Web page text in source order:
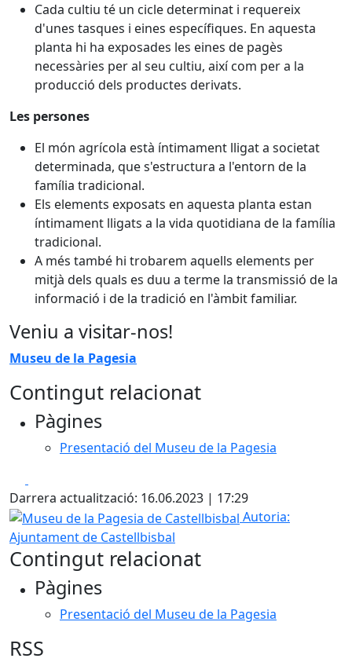
Cada cultiu té un cicle determinat i requereix
d'unes tasques i eines específiques. En aquesta
planta hi ha exposades les eines de pagès
necessàries per al seu cultiu, així com per a la
producció dels productes derivats.
Les persones
El món agrícola està íntimament lligat a societat
determinada, que s'estructura a l'entorn de la
família tradicional.
Els elements exposats en aquesta planta estan
íntimament lligats a la vida quotidiana de la família
tradicional.
A més també hi trobarem aquells elements per
mitjà dels quals es duu a terme la transmissió de la
informació i de la tradició en l'àmbit familiar.
Veniu a visitar-nos!
Museu de la Pagesia
Contingut relacionat
Pàgines
Presentació del Museu de la Pagesia
Darrera actualització: 16.06.2023 | 17:29
Museu de la Pagesia de Castellbisbal
Autoria:
Ajuntament de Castellbisbal
Contingut relacionat
Pàgines
Presentació del Museu de la Pagesia
RSS